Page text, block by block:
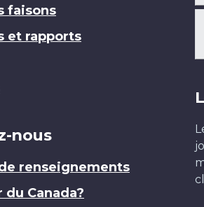
faisons
et rapports
nous
renseignements
Canada?